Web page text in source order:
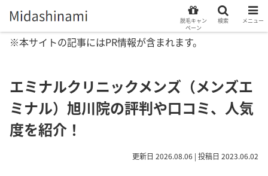
※本サイトの記事にはPR情報が含まれます。
エミナルクリニックメンズ（メンズエ
ミナル）旭川院の評判や口コミ、人気
度を紹介！
更新日 2026.08.06 | 投稿日 2023.06.02
脱毛キャン
ペーン
検索 メニュー